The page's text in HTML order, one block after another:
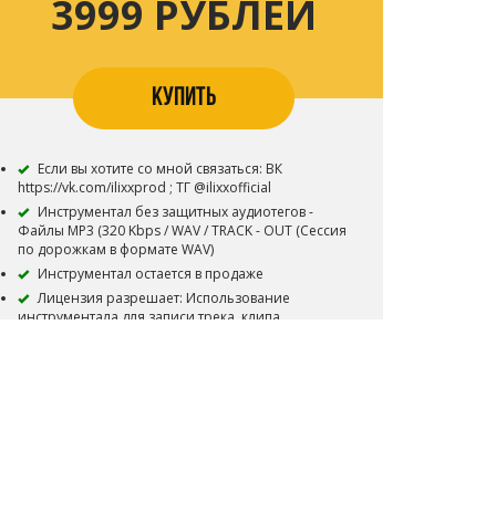
3999 РУБЛЕЙ
КУПИТЬ
Если вы хотите со мной связаться: ВК
https://vk.com/ilixxprod ; ТГ @ilixxofficial
Инструментал без защитных аудиотегов -
Файлы MP3 (320 Kbps / WAV / TRACK - OUT (Сессия
по дорожкам в формате WAV)
Инструментал остается в продаже
Лицензия разрешает: Использование
инструментала для записи трека, клипа,